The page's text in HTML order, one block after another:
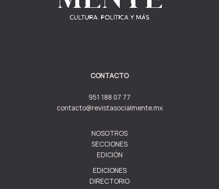
CONTACTO
951 188 07 77
contacto@revistasocialmente.mx
NOSOTROS
SECCIONES
EDICIÓN
EDICIONES
DIRECTORIO